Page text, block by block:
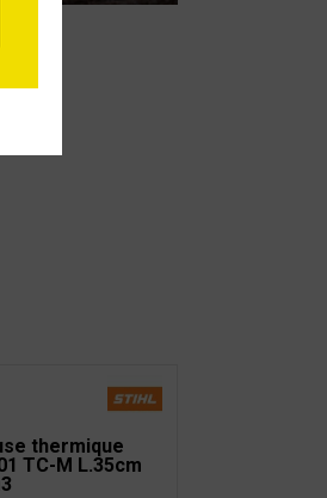
thermique
TC-M L.35cm